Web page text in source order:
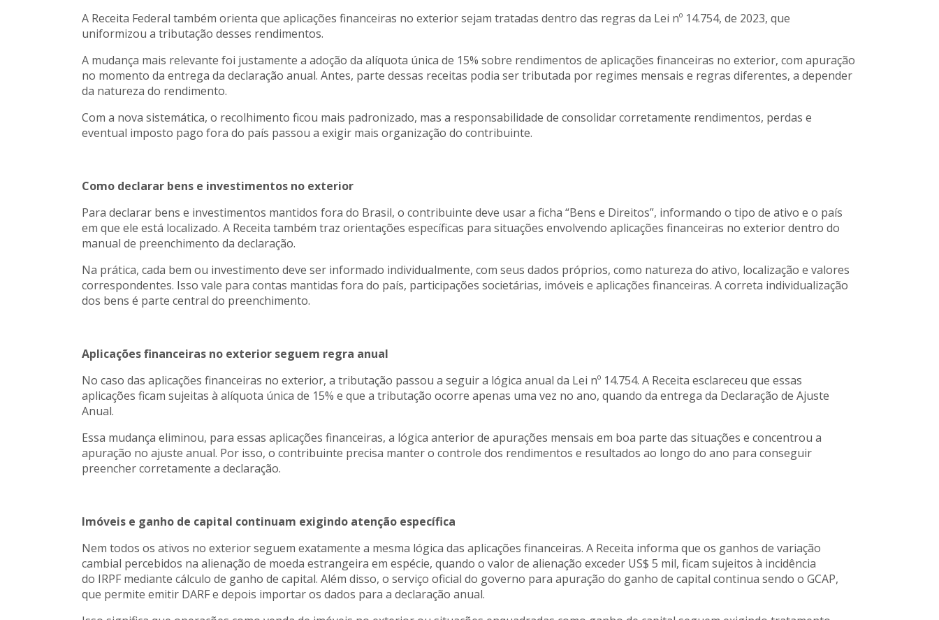
A Receita Federal também orienta que aplicações financeiras no exterior sejam tratadas dentro das regras da Lei nº 14.754, de 2023, que
uniformizou a tributação desses rendimentos.
A mudança mais relevante foi justamente a adoção da alíquota única de 15% sobre rendimentos de aplicações financeiras no exterior, com apuração
no momento da entrega da declaração anual. Antes, parte dessas receitas podia ser tributada por regimes mensais e regras diferentes, a depender
da natureza do rendimento.
Com a nova sistemática, o recolhimento ficou mais padronizado, mas a responsabilidade de consolidar corretamente rendimentos, perdas e
eventual imposto pago fora do país passou a exigir mais organização do contribuinte.
Como declarar bens e investimentos no exterior
Para declarar bens e investimentos mantidos fora do Brasil, o contribuinte deve usar a ficha “Bens e Direitos”, informando o tipo de ativo e o país
em que ele está localizado. A Receita também traz orientações específicas para situações envolvendo aplicações financeiras no exterior dentro do
manual de preenchimento da declaração.
Na prática, cada bem ou investimento deve ser informado individualmente, com seus dados próprios, como natureza do ativo, localização e valores
correspondentes. Isso vale para contas mantidas fora do país, participações societárias, imóveis e aplicações financeiras. A correta individualização
dos bens é parte central do preenchimento.
Aplicações financeiras no exterior seguem regra anual
No caso das aplicações financeiras no exterior, a tributação passou a seguir a lógica anual da Lei nº 14.754. A Receita esclareceu que essas
aplicações ficam sujeitas à alíquota única de 15% e que a tributação ocorre apenas uma vez no ano, quando da entrega da Declaração de Ajuste
Anual.
Essa mudança eliminou, para essas aplicações financeiras, a lógica anterior de apurações mensais em boa parte das situações e concentrou a
apuração no ajuste anual. Por isso, o contribuinte precisa manter o controle dos rendimentos e resultados ao longo do ano para conseguir
preencher corretamente a declaração.
Imóveis e ganho de capital continuam exigindo atenção específica
Nem todos os ativos no exterior seguem exatamente a mesma lógica das aplicações financeiras. A Receita informa que os ganhos de variação
cambial percebidos na alienação de moeda estrangeira em espécie, quando o valor de alienação exceder US$ 5 mil, ficam sujeitos à incidência
do IRPF mediante cálculo de ganho de capital. Além disso, o serviço oficial do governo para apuração do ganho de capital continua sendo o GCAP,
que permite emitir DARF e depois importar os dados para a declaração anual.